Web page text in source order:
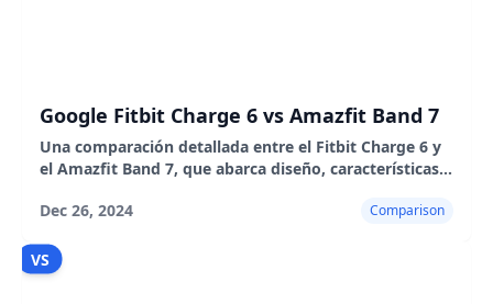
Google Fitbit Charge 6 vs Amazfit Band 7
Una comparación detallada entre el Fitbit Charge 6 y
el Amazfit Band 7, que abarca diseño, características,
Dec 26, 2024
Comparison
VS